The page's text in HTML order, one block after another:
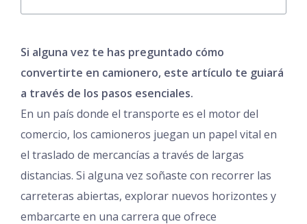
Si alguna vez te has preguntado cómo
convertirte en camionero, este artículo te guiará
a través de los pasos esenciales.
En un país donde el transporte es el motor del
comercio, los camioneros juegan un papel vital en
el traslado de mercancías a través de largas
distancias. Si alguna vez soñaste con recorrer las
carreteras abiertas, explorar nuevos horizontes y
embarcarte en una carrera que ofrece